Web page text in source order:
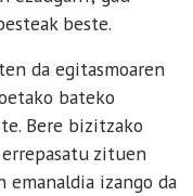
beste.
da egitasmoaren
bateko
Bere bizitzako
zituen
emanaldia izango da